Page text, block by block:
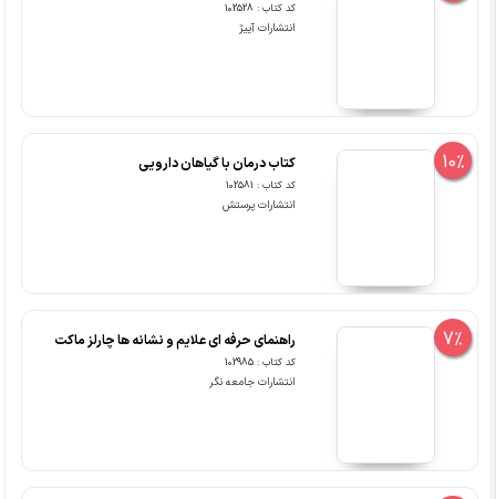
کد کتاب : 102528
انتشارات آییژ
10% کتاب درمان با گیاهان دارویی
کد کتاب : 102581
انتشارات پرستش
7% راهنمای حرفه ای علایم و نشانه ها چارلز ماکت
کد کتاب : 102985
انتشارات جامعه نگر